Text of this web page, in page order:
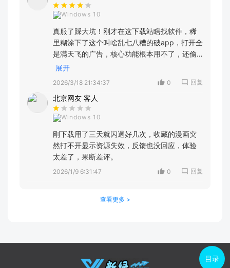
Windows 10
真服了踩大坑！刚才在这下载站瞎找软件，稀
里糊涂下了这个叫啥乱七八糟的破app，打开全
是满天飞的广告，核心功能根本用不了，还偷
偷后台发推送，删都删不干净！听我一句劝，
展开
2026/3/18 21:34:37 0 回复
北京网友 客人
Windows 10
刚下载用了三天就闪退好几次，收藏的漫画突
然打不开显示资源失效，反馈也没回应，体验
太差了，果断差评。
2026/1/9 6:31:47 0 回复
查看更多 >
目录